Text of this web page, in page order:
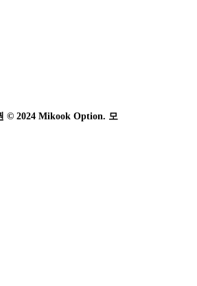
© 2024 Mikook Option. 모